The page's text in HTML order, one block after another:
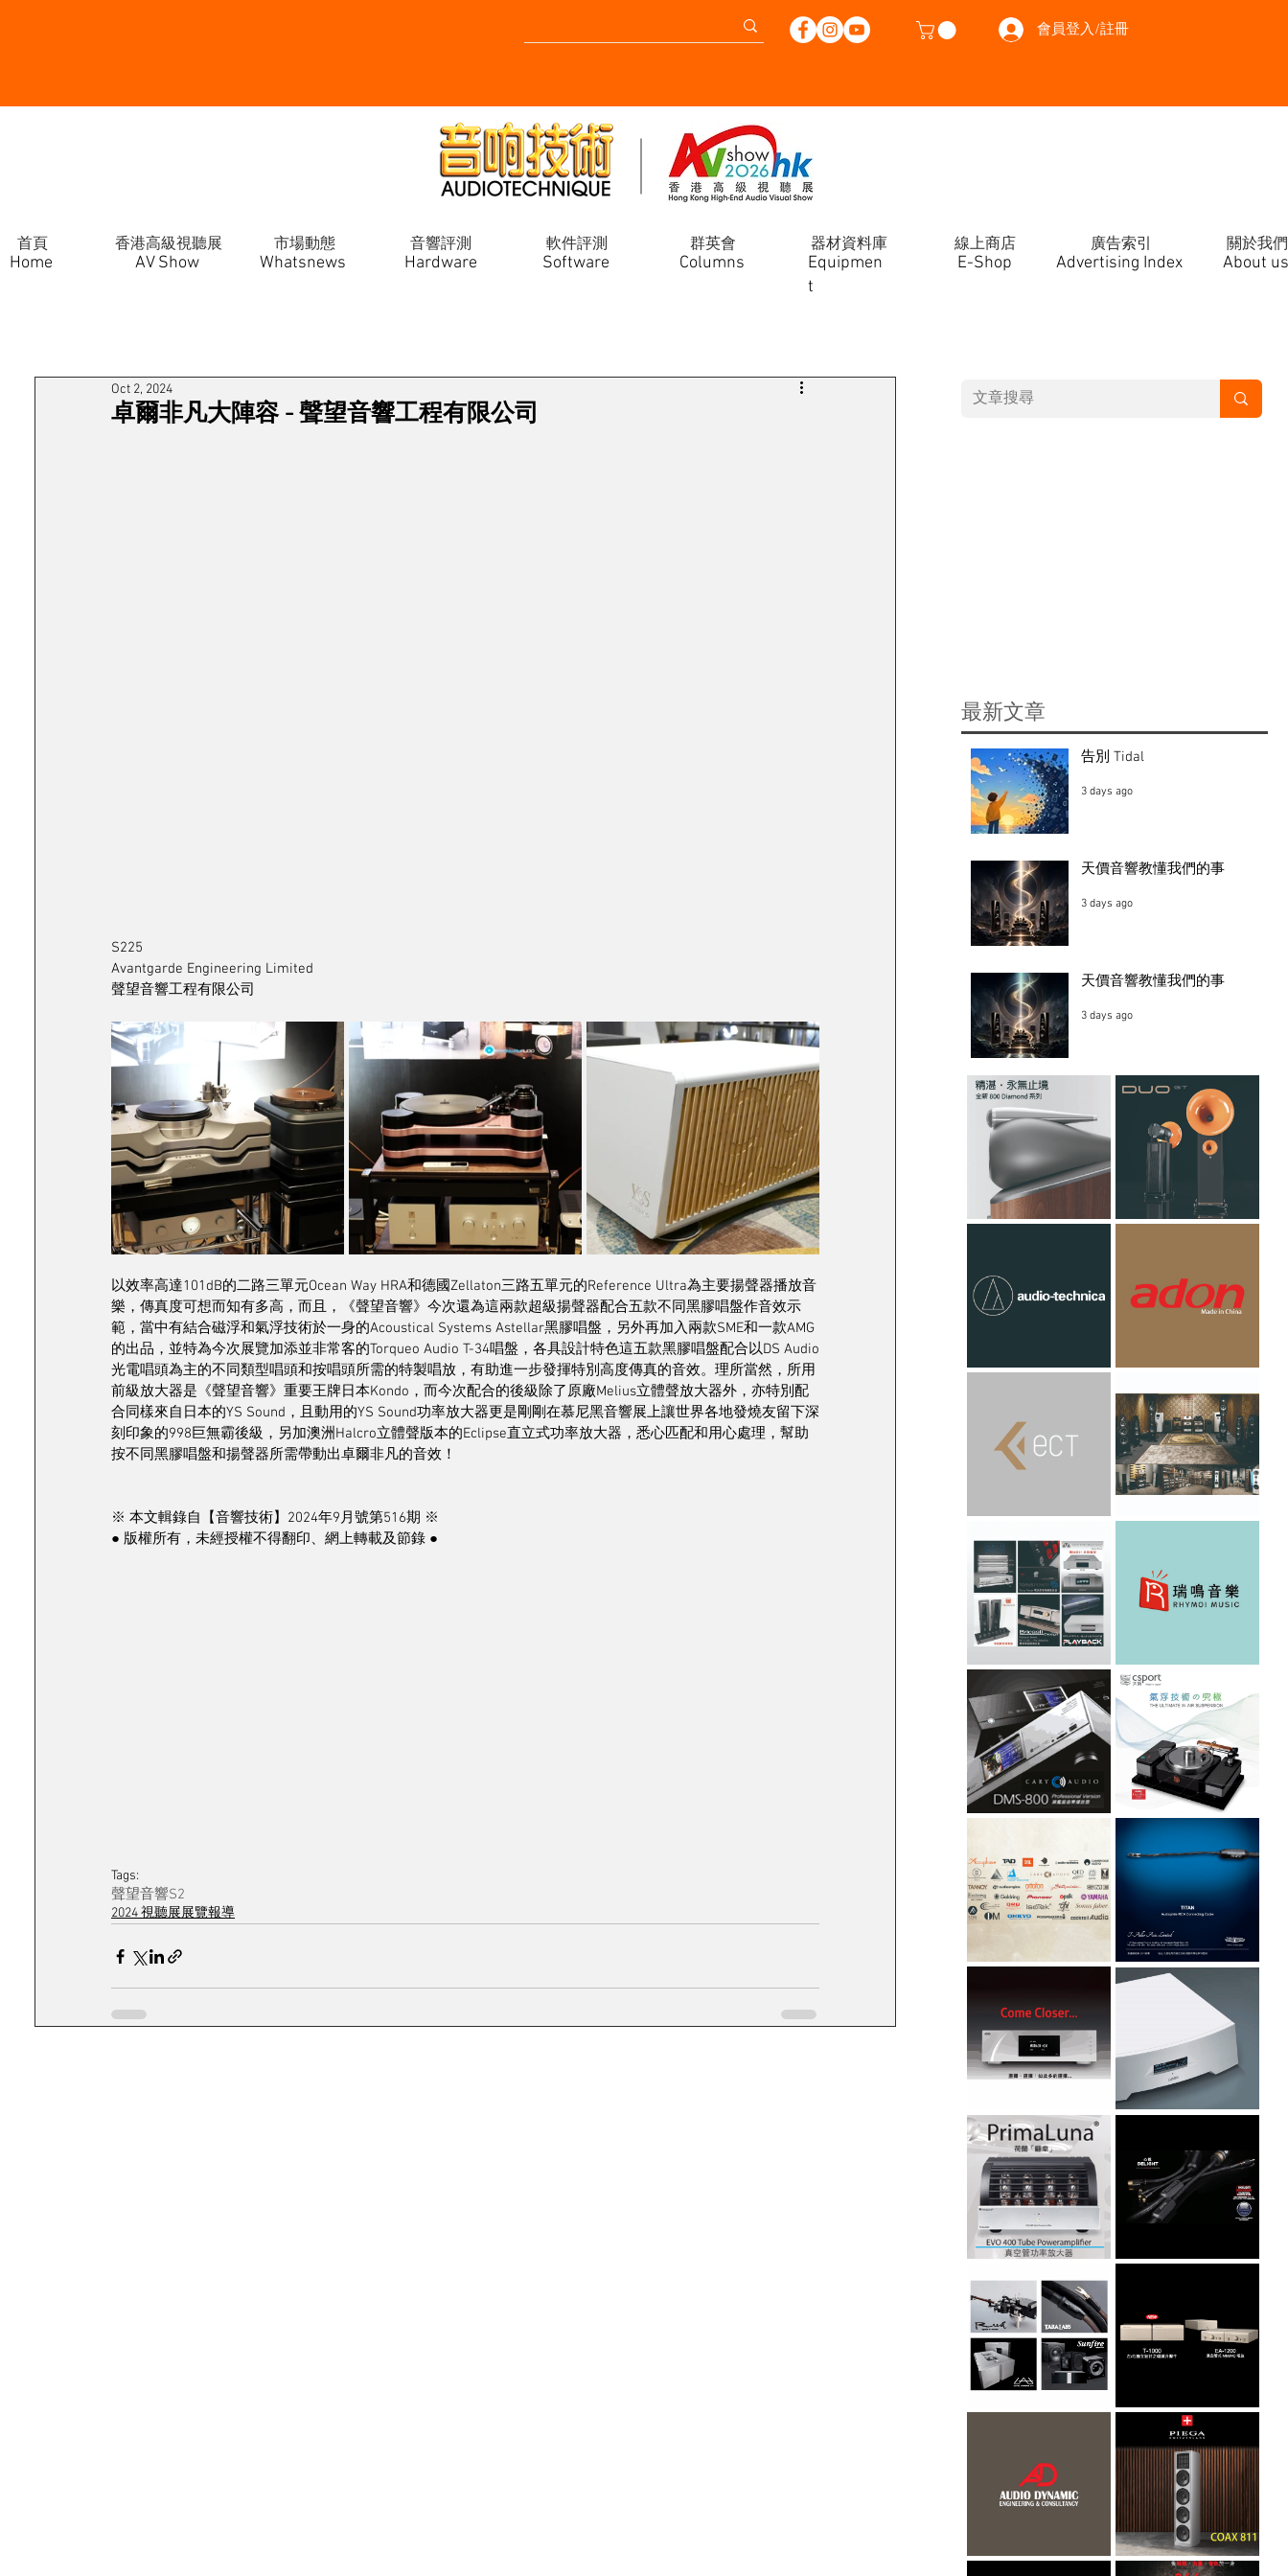
會員登入/註冊
Home
首頁 香港高級視聽展 市場動態 音響評測 軟件評測 群英會 器材資料庫 線上商店 廣告索引 關於我們
AV Show Whatsnews Hardware Software
Equipmen
t
E-Shop
Columns About us
Advertising Index
卓爾非凡大陣容 - 聲望音響工程有限公司
Oct 2, 2024
Avantgarde Engineering Limited
聲望音響工程有限公司
以效率高達101dB的二路三單元Ocean Way HRA和德國Zellaton三路五單元的Reference Ultra為主要揚聲器播放音
樂，傳真度可想而知有多高，而且，《聲望音響》今次還為這兩款超級揚聲器配合五款不同黑膠唱盤作音效示
範，當中有結合磁浮和氣浮技術於一身的Acoustical Systems Astellar黑膠唱盤，另外再加入兩款SME和一款AMG
的出品，並特為今次展覽加添並非常客的Torqueo Audio T-34唱盤，各具設計特色這五款黑膠唱盤配合以DS Audio
光電唱頭為主的不同類型唱頭和按唱頭所需的特製唱放，有助進一步發揮特別高度傳真的音效。理所當然，所用
前級放大器是《聲望音響》重要王牌日本Kondo，而今次配合的後級除了原廠Melius立體聲放大器外，亦特別配
合同樣來自日本的YS Sound，且動用的YS Sound功率放大器更是剛剛在慕尼黑音響展上讓世界各地發燒友留下深
刻印象的998巨無霸後級，另加澳洲Halcro立體聲版本的Eclipse直立式功率放大器，悉心匹配和用心處理，幫助
按不同黑膠唱盤和揚聲器所需帶動出卓爾非凡的音效！
※ 本文輯錄自【音響技術】2024年9月號第516期 ※
● 版權所有，未經授權不得翻印、網上轉載及節錄 ●
Tags:
聲望音響S2
2024 視聽展展覽報導
​最新文章
告別 Tidal
3 days ago
天價音響教懂我們的事
3 days ago
天價音響教懂我們的事
3 days ago